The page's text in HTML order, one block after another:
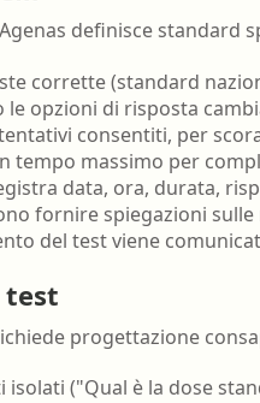
definisce standard
corrette (standard
le opzioni di risposta
consentiti, per
tempo massimo per
data, ora, durata,
fornire spiegazioni
del test viene
test
progettazione
("Qual è la dose